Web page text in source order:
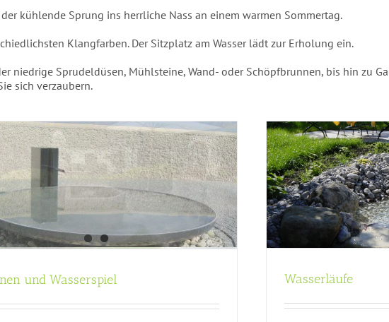
kühlende Sprung ins herrliche Nass an einem warmen Sommertag.
Klangfarben. Der Sitzplatz am Wasser lädt zur Erholung ein.
niedrige Sprudeldüsen, Mühlsteine, Wand- oder Schöpfbrunnen, bis hin zu
sich verzaubern.
und Wasserspiel
Wasserläufe
Wasserläufe